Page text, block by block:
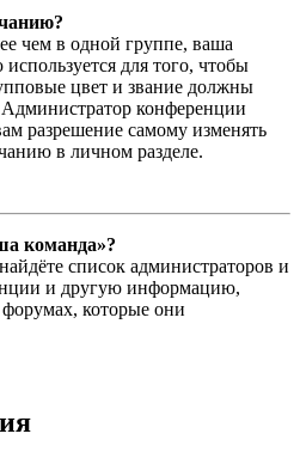
чем в одной группе, ваша
для того, чтобы
цвет и звание должны
конференции
разрешение самому изменять
в личном разделе.
команда»?
список администраторов и
и другую информацию,
которые они